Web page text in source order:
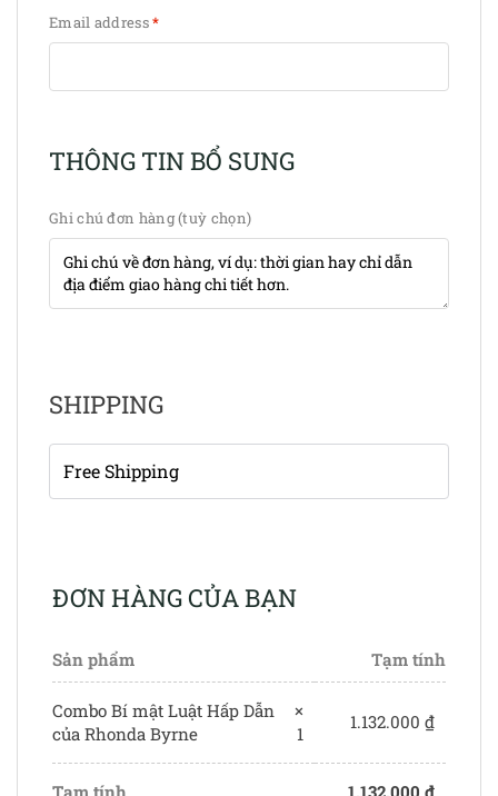
Email address*
THÔNG TIN BỔ SUNG
Ghi chú đơn hàng(tuỳ chọn)
SHIPPING
Free Shipping
ĐƠN HÀNG CỦA BẠN
Sản phẩm Tạm tính
Combo Bí mật Luật Hấp Dẫn
của Rhonda Byrne
×
1
1.132.000 ₫
Tạm tính 1.132.000 ₫